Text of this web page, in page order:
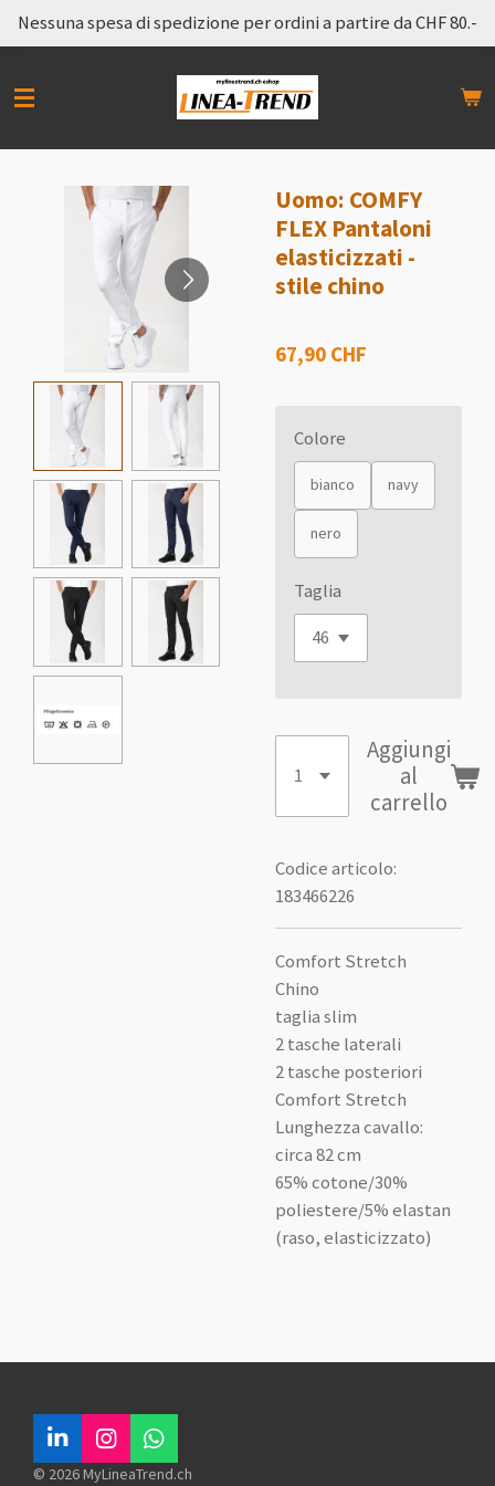
Vai
al
principale
Nessuna spesa di spedizione per ordini a partire da CHF 80.-
Uomo: COMFY
FLEX Pantaloni
elasticizzati -
stile chino
67,90 CHF
Colore
bianco navy
nero
Taglia
Aggiungi
al
carrello
Codice articolo:
183466226
Comfort Stretch
Chino
taglia slim
2 tasche laterali
2 tasche posteriori
Comfort Stretch
Lunghezza cavallo:
circa 82 cm
65% cotone/30%
poliestere/5% elastan
(raso, elasticizzato)
L
i
I
n
W
h
© 2026 MyLineaTrend.ch